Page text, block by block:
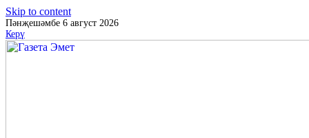
Skip to content
Пәнҗешәмбе 6 август 2026
Керү